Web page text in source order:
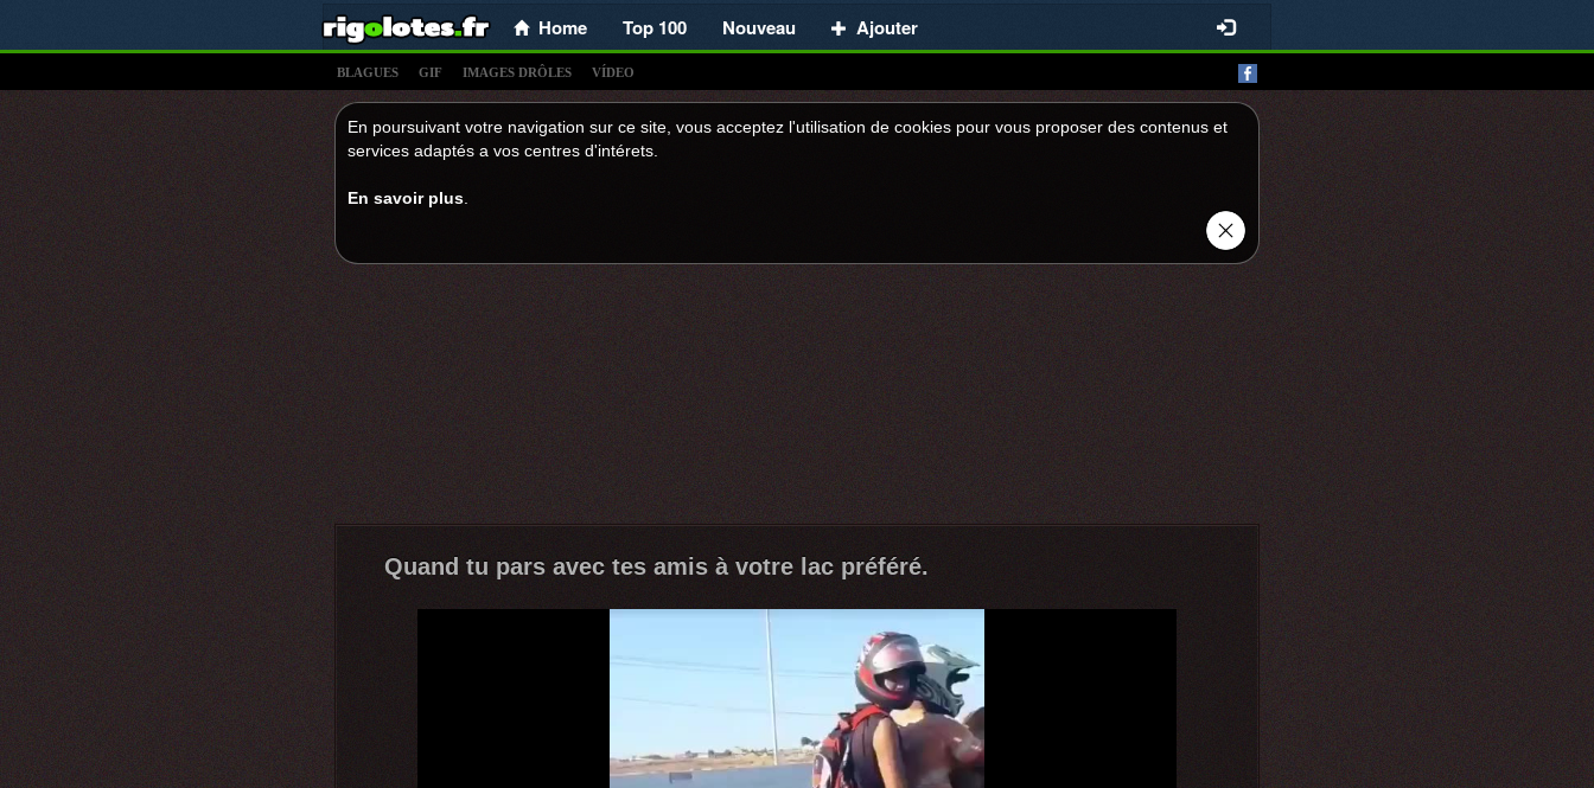
Home Top 100 Nouveau Ajouter
BLAGUES GIF IMAGES DRÔLES VÍDEO
En poursuivant votre navigation sur ce site, vous acceptez l'utilisation de cookies pour vous proposer des contenus et
services adaptés a vos centres d'intérets.
En savoir plus
Quand tu pars avec tes amis à votre lac préféré.